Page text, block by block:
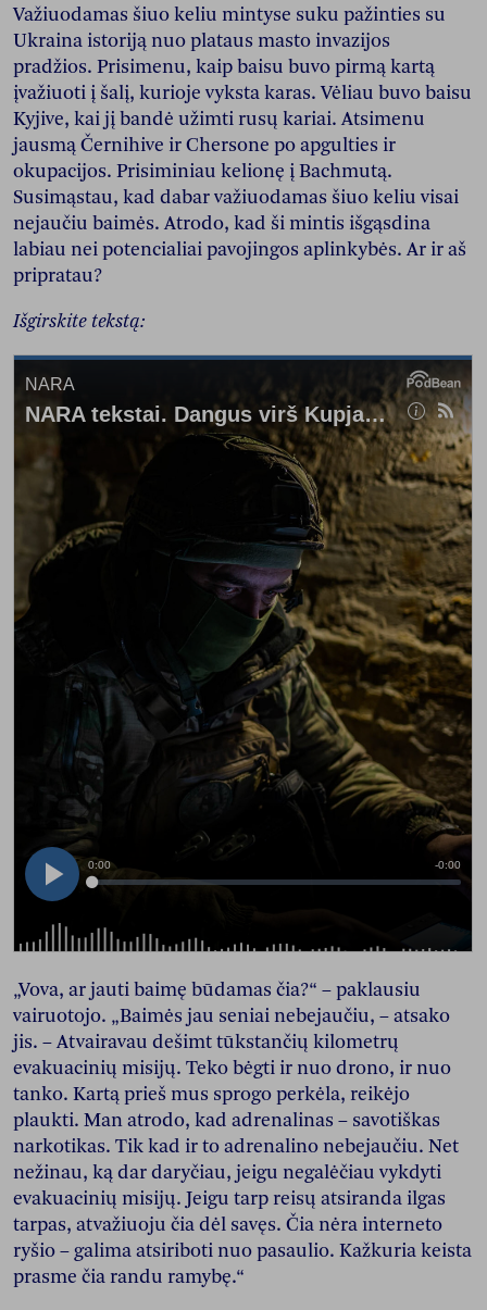
Važiuodamas šiuo keliu mintyse suku pažinties su
Ukraina istoriją nuo plataus masto invazijos
pradžios. Prisimenu, kaip baisu buvo pirmą kartą
įvažiuoti į šalį, kurioje vyksta karas. Vėliau buvo baisu
Kyjive, kai jį bandė užimti rusų kariai. Atsimenu
jausmą Černihive ir Chersone po apgulties ir
okupacijos. Prisiminiau kelionę į Bachmutą.
Susimąstau, kad dabar važiuodamas šiuo keliu visai
nejaučiu baimės. Atrodo, kad ši mintis išgąsdina
labiau nei potencialiai pavojingos aplinkybės. Ar ir aš
pripratau?
Išgirskite tekstą:
„Vova, ar jauti baimę būdamas čia?“ – paklausiu
vairuotojo. „Baimės jau seniai nebejaučiu, – atsako
jis. – Atvairavau dešimt tūkstančių kilometrų
evakuacinių misijų. Teko bėgti ir nuo drono, ir nuo
tanko. Kartą prieš mus sprogo perkėla, reikėjo
plaukti. Man atrodo, kad adrenalinas – savotiškas
narkotikas. Tik kad ir to adrenalino nebejaučiu. Net
nežinau, ką dar daryčiau, jeigu negalėčiau vykdyti
evakuacinių misijų. Jeigu tarp reisų atsiranda ilgas
tarpas, atvažiuoju čia dėl savęs. Čia nėra interneto
ryšio – galima atsiriboti nuo pasaulio. Kažkuria keista
prasme čia randu ramybę.“